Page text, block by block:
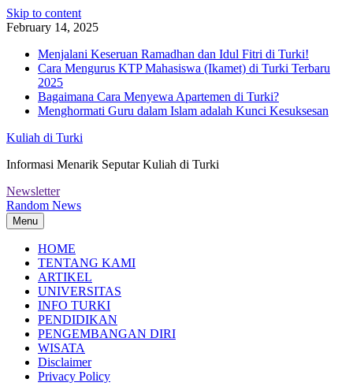
Skip to content
February 14, 2025
Menjalani Keseruan Ramadhan dan Idul Fitri di Turki!
Cara Mengurus KTP Mahasiswa (Ikamet) di Turki Terbaru
2025
Bagaimana Cara Menyewa Apartemen di Turki?
Menghormati Guru dalam Islam adalah Kunci Kesuksesan
Kuliah di Turki
Informasi Menarik Seputar Kuliah di Turki
Newsletter
Random News
Menu
HOME
TENTANG KAMI
ARTIKEL
UNIVERSITAS
INFO TURKI
PENDIDIKAN
PENGEMBANGAN DIRI
WISATA
Disclaimer
Privacy Policy